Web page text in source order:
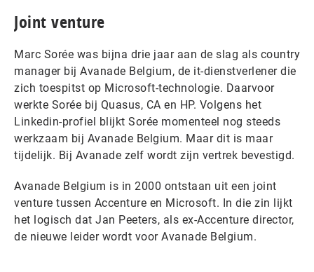
Joint venture
Marc Sorée was bijna drie jaar aan de slag als country
manager bij Avanade Belgium, de it-dienstverlener die
zich toespitst op Microsoft-technologie. Daarvoor
werkte Sorée bij Quasus, CA en HP. Volgens het
Linkedin-profiel blijkt Sorée momenteel nog steeds
werkzaam bij Avanade Belgium. Maar dit is maar
tijdelijk. Bij Avanade zelf wordt zijn vertrek bevestigd.
Avanade Belgium is in 2000 ontstaan uit een joint
venture tussen Accenture en Microsoft. In die zin lijkt
het logisch dat Jan Peeters, als ex-Accenture director,
de nieuwe leider wordt voor Avanade Belgium.